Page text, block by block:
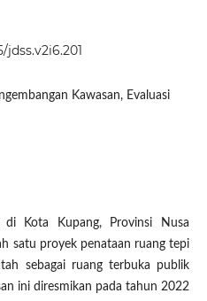
jdss.v2i6.201
Kawasan, Evaluasi
di Kota Kupang, Provinsi Nusa
satu proyek penataan ruang tepi
sebagai ruang terbuka publik
ini diresmikan pada tahun 2022